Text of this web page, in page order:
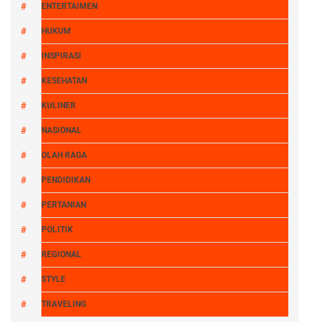
ENTERTAIMEN
HUKUM
INSPIRASI
KESEHATAN
KULINER
NASIONAL
OLAH RAGA
PENDIDIKAN
PERTANIAN
POLITIK
REGIONAL
STYLE
TRAVELING